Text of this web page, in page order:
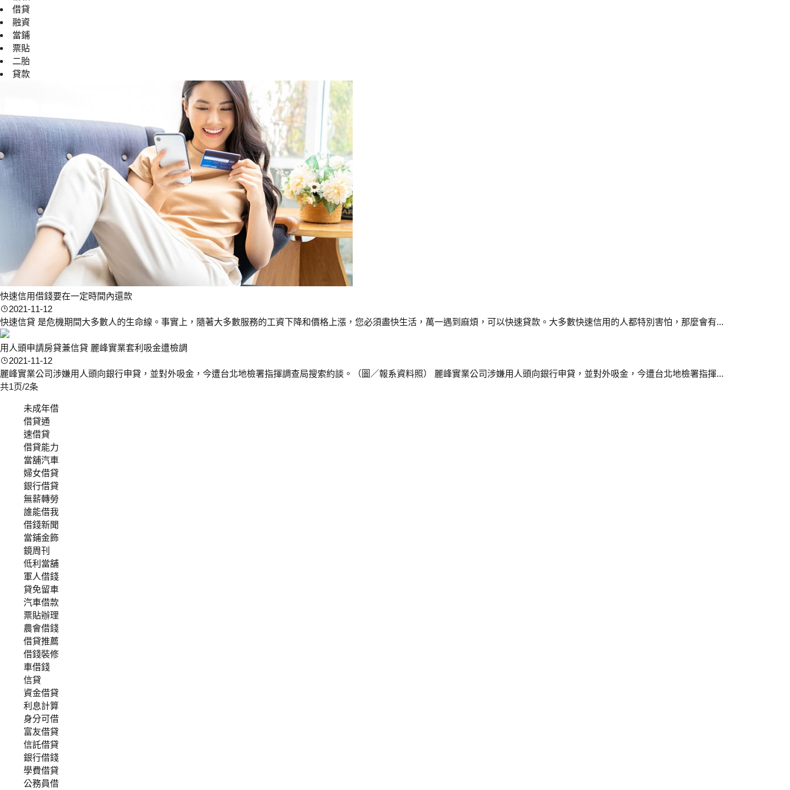
借貸
融資
當鋪
票貼
二胎
貸款
快速信用借錢要在一定時間內還款
2021-11-12
快速信貸 是危機期間大多數人的生命線。事實上，隨著大多數服務的工資下降和價格上漲，您必須盡快生活，萬一遇到麻煩，可以快速貸款。大多數快速信用的人都特別害怕，那麼會有...
用人頭申請房貸兼信貸 麗峰實業套利吸金遭檢調
2021-11-12
麗峰實業公司涉嫌用人頭向銀行申貸，並對外吸金，今遭台北地檢署指揮調查局搜索約談。（圖／報系資料照） 麗峰實業公司涉嫌用人頭向銀行申貸，並對外吸金，今遭台北地檢署指揮...
共1页/2条
未成年借
借貸通
速借貸
借貸能力
當舖汽車
婦女借貸
銀行借貸
無薪轉勞
誰能借我
借錢新聞
當鋪金飾
鏡周刊
低利當舖
軍人借錢
貸免留車
汽車借款
票貼辦理
農會借錢
借貸推薦
借錢裝修
車借錢
信貸
資金借貸
利息計算
身分可借
富友借貸
信託借貸
銀行借錢
學費借貸
公務員借